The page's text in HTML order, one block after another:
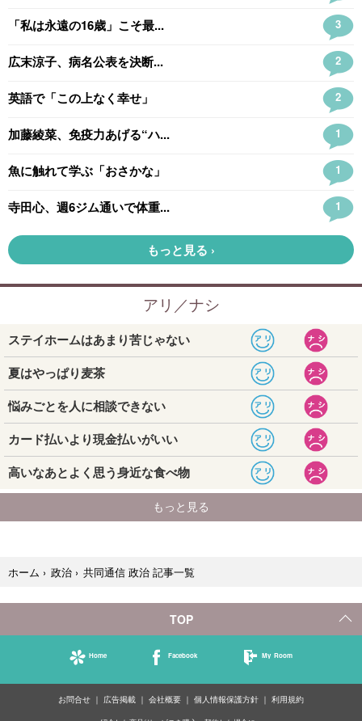
ホーム › 政治 › 共同通信 政治 記事一覧
TOP
Home Facebook My Room
お問合せ 広告掲載 会社概要 個人情報保護方針 利用規約